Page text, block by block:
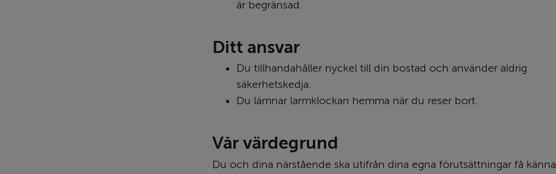
är begränsad.
Ditt ansvar
Du tillhandahåller nyckel till din bostad och använder aldrig
säkerhetskedja.
Du lämnar larmklockan hemma när du reser bort.
Vår värdegrund
Du och dina närstående ska utifrån dina egna förutsättningar få känna